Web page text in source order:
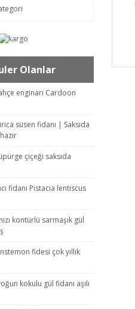
Olanlar
enginarı Cardoon
süsen fidanı | Saksıda
çiçeği saksıda
fidanı Pistacia lentiscus
kontürlü sarmaşık gül
fidesi çok yıllık
kokulu gül fidanı aşılı